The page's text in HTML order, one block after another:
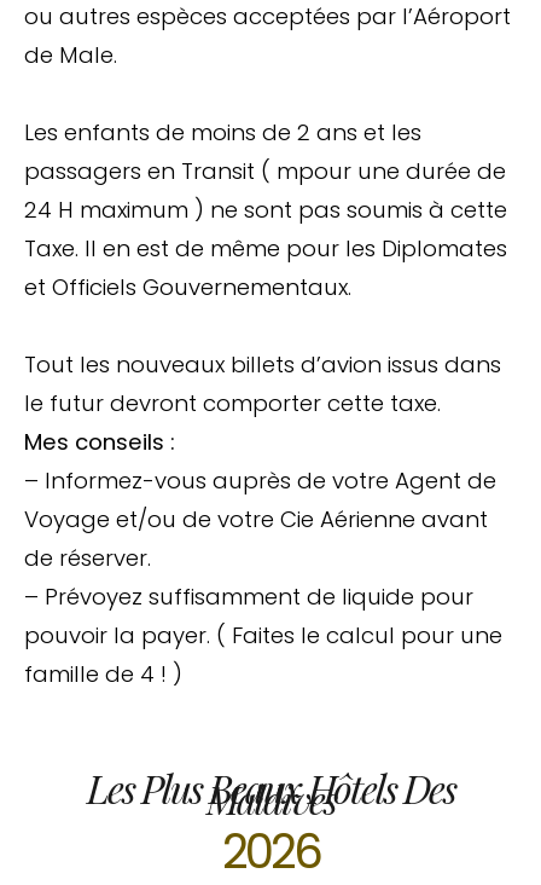
ou autres espèces acceptées par l’Aéroport
de Male.
Les enfants de moins de 2 ans et les
passagers en Transit ( mpour une durée de
24 H maximum ) ne sont pas soumis à cette
Taxe. Il en est de même pour les Diplomates
et Officiels Gouvernementaux.
Tout les nouveaux billets d’avion issus dans
le futur devront comporter cette taxe.
Mes conseils :
– Informez-vous auprès de votre Agent de
Voyage et/ou de votre Cie Aérienne avant
de réserver.
– Prévoyez suffisamment de liquide pour
pouvoir la payer. ( Faites le calcul pour une
famille de 4 ! )
Les Plus Beaux Hôtels Des
Maldives
2026